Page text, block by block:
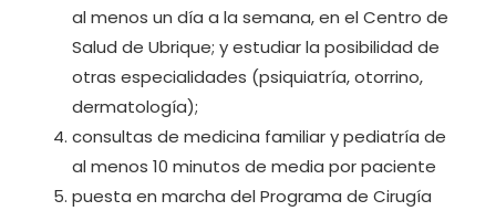
al menos un día a la semana, en el Centro de
Salud de Ubrique; y estudiar la posibilidad de
otras especialidades (psiquiatría, otorrino,
dermatología);
consultas de medicina familiar y pediatría de
al menos 10 minutos de media por paciente
puesta en marcha del Programa de Cirugía